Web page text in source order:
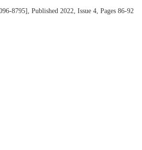
8795], Published 2022, Issue 4, Pages 86-92